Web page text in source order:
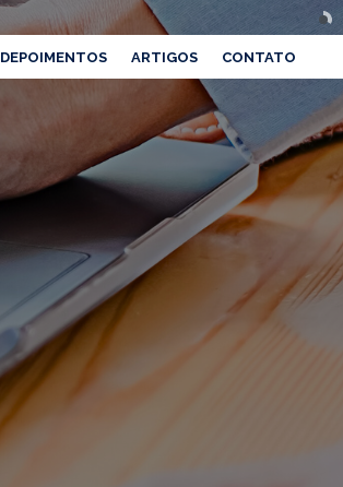
DEPOIMENTOS ARTIGOS CONTATO